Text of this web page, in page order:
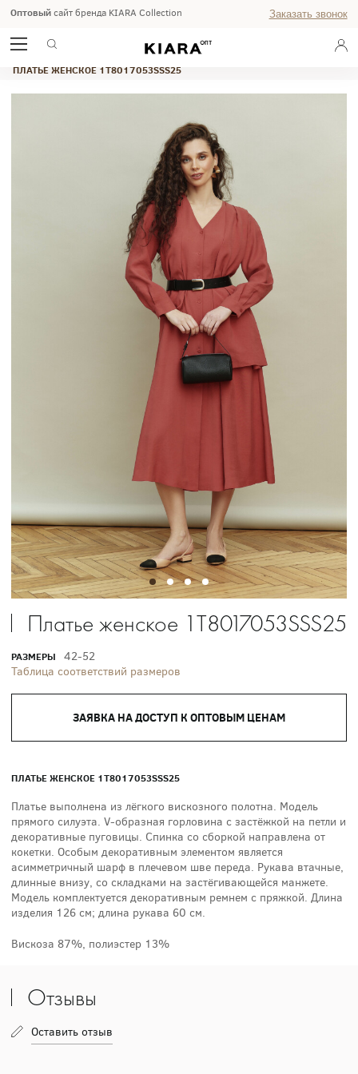
Оптовыйсайт бренда KIARA Collection Заказать звонок
ВЕСНА-ЛЕТО 2026
ПЛАТЬЕ ЖЕНСКОЕ 1T8017053SSS25
Платье женское 1T8017053SSS25
РАЗМЕРЫ
42-52
Таблица соответствий размеров
ЗАЯВКА НА ДОСТУП К ОПТОВЫМ ЦЕНАМ
ПЛАТЬЕ ЖЕНСКОЕ 1T8017053SSS25
Платье выполнена из лёгкого вискозного полотна. Модель
прямого силуэта. V-образная горловина с застёжкой на петли и
декоративные пуговицы. Спинка со сборкой направлена от
кокетки. Особым декоративным элементом является
асимметричный шарф в плечевом шве переда. Рукава втачные,
длинные внизу, со складками на застёгивающейся манжете.
Модель комплектуется декоративным ремнем с пряжкой. Длина
изделия 126 см; длина рукава 60 см.
Вискоза 87%, полиэстер 13%
Отзывы
Оставить отзыв